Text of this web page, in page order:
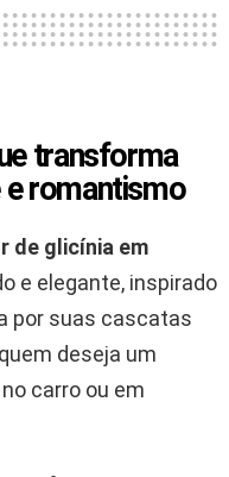
transforma
romantismo
de glicínia em
e elegante, inspirado
por suas cascatas
deseja um
carro ou em